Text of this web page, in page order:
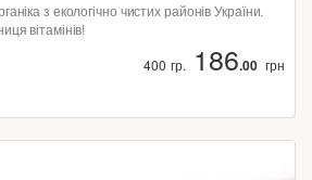
з екологічно чистих районів України.
вітамінів!
400 гр. 186.00 грн